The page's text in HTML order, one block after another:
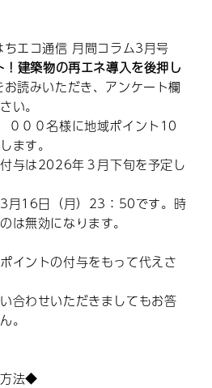
エコ通信 月間コラム3月号
！建築物の再エネ導入を後押し
お読みいただき、アンケート欄
い。
０００名様に地域ポイント10
ます。
与は2026年３月下旬を予定し
月16日（月）23：50です。時
は無効になります。
イントの付与をもって代えさ
合わせいただきましてもお答
。
法◆